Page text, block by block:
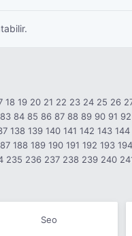
18 19 20 21 22 23 24 25 26
83 84 85 86 87 88 89 90 91 92
138 139 140 141 142 143 144
188 189 190 191 192 193 194
235 236 237 238 239 240
Seo